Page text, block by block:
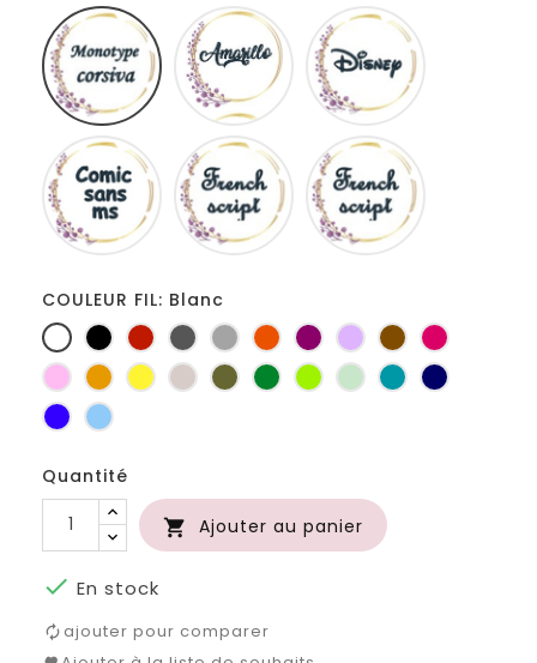
Monotype
corsiva
Amarillo
Comic
sans
ms
French
script
COULEUR FIL: Blanc
BlancNoir RougeGris
foncé
Gris
clair
Orange
PruneLilasMarronFuchsia
RoseJaune
d'or
jauneFicelleKaki Vert
bouteille
Anis Vert
d'eau
Turquoise
Marine
Bleu
roi
Bleu
Quantité
 Ajouter au panier
 En stock
ajouter pour comparer